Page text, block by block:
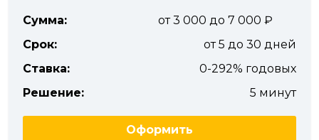
Сумма:
от 3 000 до 7 000
Срок:
от 5 до 30 дней
Ставка:
0-292% годовых
Решение:
5 минут
Оформить